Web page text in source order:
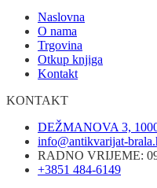
Naslovna
O nama
Trgovina
Otkup knjiga
Kontakt
KONTAKT
DEŽMANOVA 3,
info@antikvarijat-
RADNO VRIJEME:
+3851 484-6149